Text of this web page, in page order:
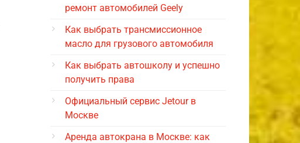
ремонт автомобилей Geely
Как выбрать трансмиссионное
масло для грузового автомобиля
Как выбрать автошколу и успешно
получить права
Официальный сервис Jetour в
Москве
Аренда автокрана в Москве: как